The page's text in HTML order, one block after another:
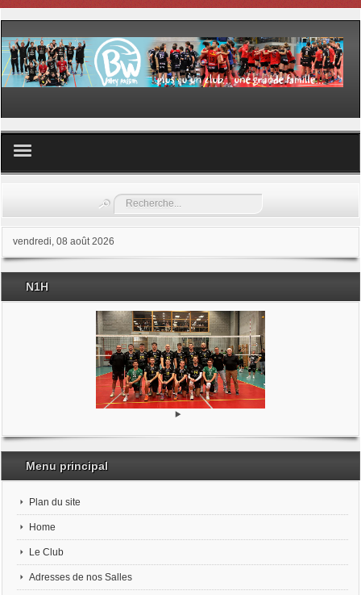
Les samedis du sport
Les stages
Documents
Rechercher
vendredi, 08 août 2026
N1H
Menu principal
Plan du site
Home
Le Club
Adresses de nos Salles